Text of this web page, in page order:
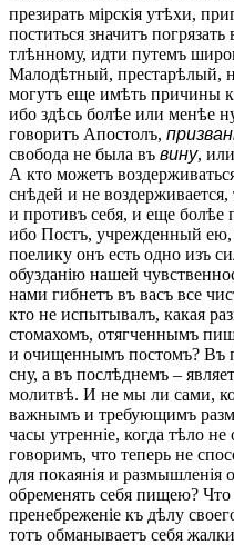
презирать мірскія утѣхи,
поститься значитъ
тлѣнному, идти путемъ
Малодѣтный, престарѣлый,
могутъ еще имѣть причины
ибо здѣсь болѣе или менѣе
говоритъ Апостолъ,
свобода не была въ вину,
А кто можетъ
снѣдей и не
и противъ себя, и еще болѣе
ибо Постъ, учрежденный ею,
поелику онъ есть одно изъ
обузданію нашей
нами гибнетъ въ васъ все
кто не испытывалъ, какая
стомахомъ, отягченнымъ
и очищеннымъ постомъ? Въ
сну, а въ послѣднемъ –
молитвѣ. И не мы ли сами,
важнымъ и требующимъ
часы утренніе, когда тѣло
говоримъ, что теперь не
для покаянія и размышленія
обременять себя пищею? Что
пренебреженіе къ дѣлу
тотъ обманываетъ себя